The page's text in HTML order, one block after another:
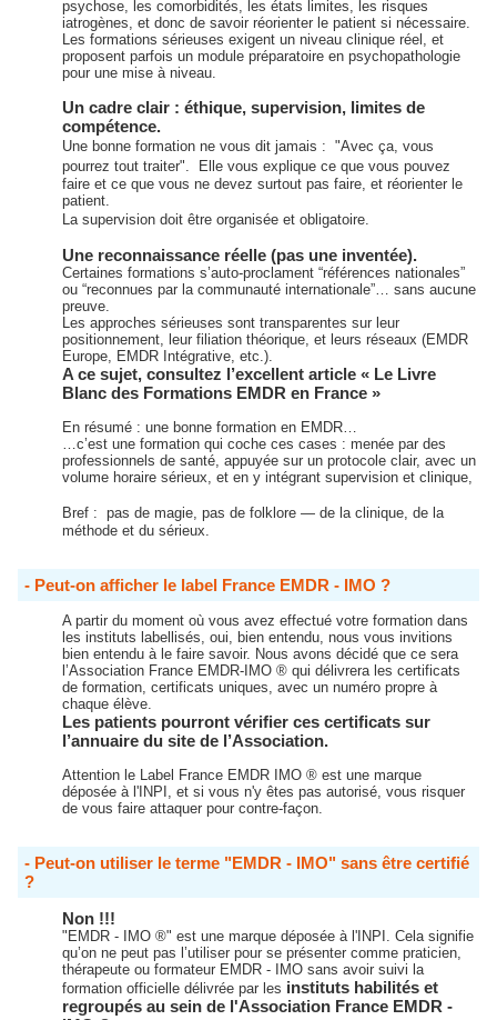
psychose, les comorbidités, les états limites, les risques
iatrogènes, et donc de savoir réorienter le patient si nécessaire.
Les formations sérieuses exigent un niveau clinique réel, et
proposent parfois un module préparatoire en psychopathologie
pour une mise à niveau.
Un cadre clair : éthique, supervision, limites de
compétence.
Une bonne formation ne vous dit jamais : "Avec ça, vous
pourrez tout traiter". Elle vous explique ce que vous pouvez
faire et ce que vous ne devez surtout pas faire, et réorienter le
patient.
La supervision doit être organisée et obligatoire.
Une reconnaissance réelle (pas une inventée).
Certaines formations s’auto-proclament “références nationales”
ou “reconnues par la communauté internationale”… sans aucune
preuve.
Les approches sérieuses sont transparentes sur leur
positionnement, leur filiation théorique, et leurs réseaux (EMDR
Europe, EMDR Intégrative, etc.).
A ce sujet, consultez l’excellent article « Le Livre
Blanc des Formations EMDR en France »
En résumé : une bonne formation en EMDR…
…c’est une formation qui coche ces cases : menée par des
professionnels de santé, appuyée sur un protocole clair, avec un
volume horaire sérieux, et en y intégrant supervision et clinique,
Bref : pas de magie, pas de folklore — de la clinique, de la
méthode et du sérieux.
- Peut-on afficher le label France EMDR - IMO ?
A partir du moment où vous avez effectué votre formation dans
les instituts labellisés, oui, bien entendu, nous vous invitions
bien entendu à le faire savoir. Nous avons décidé que ce sera
l’Association France EMDR-IMO ® qui délivrera les certificats
de formation, certificats uniques, avec un numéro propre à
chaque élève.
Les patients pourront vérifier ces certificats sur
l’annuaire du site de l’Association.
Attention le Label France EMDR IMO ® est une marque
déposée à l'INPI, et si vous n'y êtes pas autorisé, vous risquer
de vous faire attaquer pour contre-façon.
- Peut-on utiliser le terme "EMDR - IMO" sans être certifié
?
Non !!!
"EMDR - IMO ®" est une marque déposée à l'INPI. Cela signifie
qu’on ne peut pas l’utiliser pour se présenter comme praticien,
thérapeute ou formateur EMDR - IMO sans avoir suivi la
formation officielle délivrée par les instituts habilités et
regroupés au sein de l'Association France EMDR -